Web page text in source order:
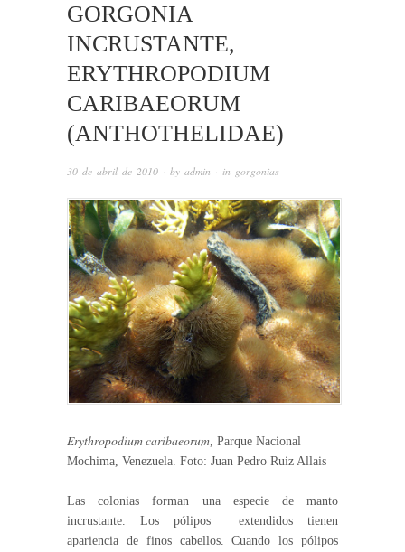
GORGONIA
INCRUSTANTE,
ERYTHROPODIUM
CARIBAEORUM
(ANTHOTHELIDAE)
30 de abril de 2010 · by admin · in gorgonias
Erythropodium caribaeorum , Parque Nacional
Mochima, Venezuela. Foto: Juan Pedro Ruiz Allais
Las colonias forman una especie de manto
incrustante. Los pólipos extendidos tienen
apariencia de finos cabellos. Cuando los pólipos